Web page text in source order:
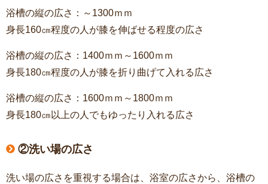
浴槽の縦の広さ：～1300ｍｍ
身長160㎝程度の人が膝を伸ばせる程度の広さ
浴槽の縦の広さ：1400ｍｍ～1600ｍｍ
身長180㎝程度の人が膝を折り曲げて入れる広さ
浴槽の縦の広さ：1600ｍｍ～1800ｍｍ
身長180㎝以上の人でもゆったり入れる広さ
②洗い場の広さ
洗い場の広さを重視する場合は、浴室の広さから、浴槽の